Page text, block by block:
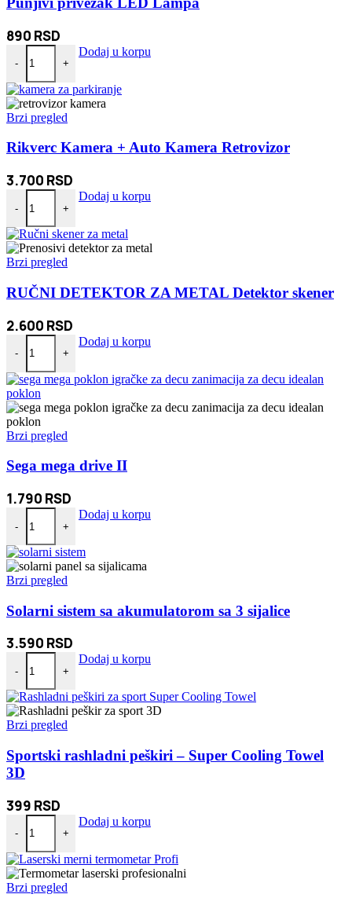
890 RSD
-
Punjivi privezak LED Lampa količina
+
Dodaj u korpu
Brzi pregled
Rikverc Kamera + Auto Kamera Retrovizor
3.700 RSD
-
Rikverc Kamera + Auto Kamera Retrovizor količina
+
Dodaj u korpu
Brzi pregled
RUČNI DETEKTOR ZA METAL Detektor skener
2.600 RSD
-
RUČNI DETEKTOR ZA METAL Detektor skener količina
+
Dodaj u korpu
Brzi pregled
Sega mega drive II
1.790 RSD
-
Sega mega drive II količina
+
Dodaj u korpu
Brzi pregled
Solarni sistem sa akumulatorom sa 3 sijalice
3.590 RSD
-
Solarni sistem sa akumulatorom sa 3 sijalice količina
+
Dodaj u korpu
Brzi pregled
Sportski rashladni peškiri – Super Cooling Towel
3D
399 RSD
-
Sportski rashladni peškiri - Super Cooling Towel 3D količina
+
Dodaj u korpu
Brzi pregled